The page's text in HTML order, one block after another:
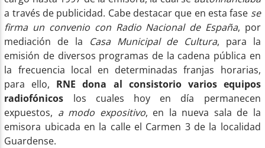
a través de publicidad. Cabe destacar que en esta fase se
firma un convenio con Radio Nacional de España, por
mediación de la
Casa Municipal de Cultura, para la
emisión de diversos programas de la cadena pública en
la frecuencia local en determinadas franjas horarias,
para ello, RNE dona al consistorio varios equipos
radiofónicos los cuales hoy en día permanecen
expuestos, a modo expositivo, en la nueva sala de la
emisora ubicada en la calle el Carmen 3 de la localidad
Guardense.